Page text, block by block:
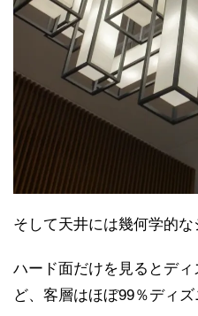
そして天井には幾何学的な
ハード面だけを見るとデ
ど、客層はほぼ99％ディズ